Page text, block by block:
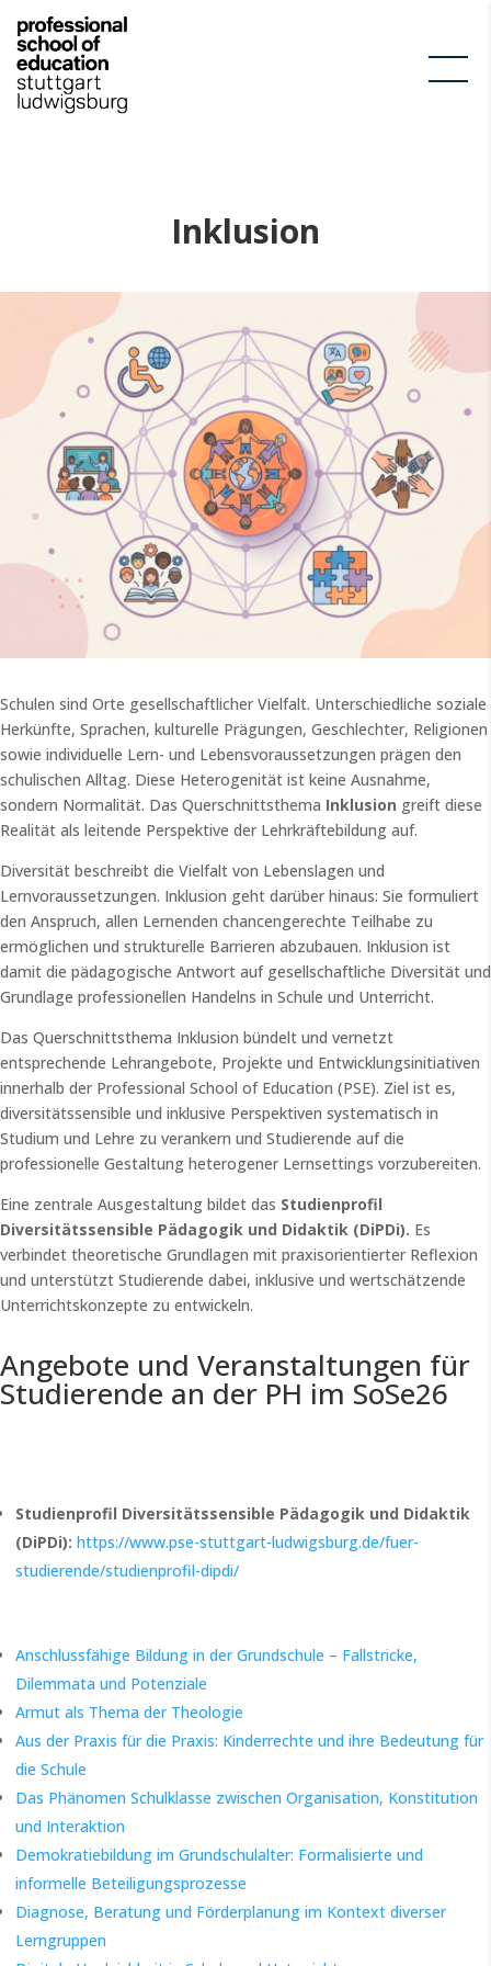
Inklusion
Schulen sind Orte gesellschaftlicher Vielfalt. Unterschiedliche soziale
Herkünfte, Sprachen, kulturelle Prägungen, Geschlechter, Religionen
sowie individuelle Lern- und Lebensvoraussetzungen prägen den
schulischen Alltag. Diese Heterogenität ist keine Ausnahme,
sondern Normalität. Das Querschnittsthema Inklusion greift diese
Realität als leitende Perspektive der Lehrkräftebildung auf.
Diversität beschreibt die Vielfalt von Lebenslagen und
Lernvoraussetzungen. Inklusion geht darüber hinaus: Sie formuliert
den Anspruch, allen Lernenden chancengerechte Teilhabe zu
ermöglichen und strukturelle Barrieren abzubauen. Inklusion ist
damit die pädagogische Antwort auf gesellschaftliche Diversität und
Grundlage professionellen Handelns in Schule und Unterricht.
Das Querschnittsthema Inklusion bündelt und vernetzt
entsprechende Lehrangebote, Projekte und Entwicklungsinitiativen
innerhalb der Professional School of Education (PSE). Ziel ist es,
diversitätssensible und inklusive Perspektiven systematisch in
Studium und Lehre zu verankern und Studierende auf die
professionelle Gestaltung heterogener Lernsettings vorzubereiten.
Eine zentrale Ausgestaltung bildet das Studienprofil
Diversitätssensible Pädagogik und Didaktik (DiPDi). Es
verbindet theoretische Grundlagen mit praxisorientierter Reflexion
und unterstützt Studierende dabei, inklusive und wertschätzende
Unterrichtskonzepte zu entwickeln.
Angebote und Veranstaltungen für
Studierende an der PH im SoSe26
Studienprofil Diversitätssensible Pädagogik und Didaktik
(DiPDi): https://www.pse-stuttgart-ludwigsburg.de/fuer-
studierende/studienprofil-dipdi/
Anschlussfähige Bildung in der Grundschule – Fallstricke,
Dilemmata und Potenziale
Armut als Thema der Theologie
Aus der Praxis für die Praxis: Kinderrechte und ihre Bedeutung für
die Schule
Das Phänomen Schulklasse zwischen Organisation, Konstitution
und Interaktion
Demokratiebildung im Grundschulalter: Formalisierte und
informelle Beteiligungsprozesse
Diagnose, Beratung und Förderplanung im Kontext diverser
Lerngruppen